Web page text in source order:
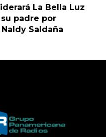
La Bella Luz
padre por
Saldaña